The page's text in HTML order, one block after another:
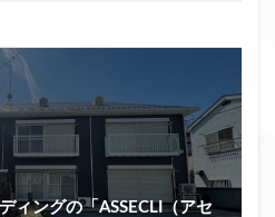
ィングの「ASSECLI（アセ